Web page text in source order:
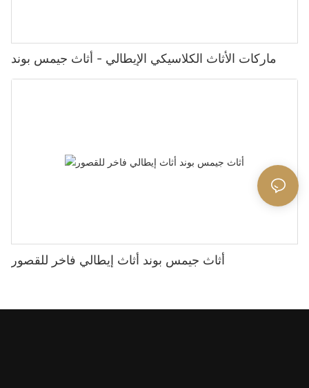
ماركات الأثاث الكلاسيكي الإيطالي - أثاث جيمس بوند
أثاث جيمس بوند أثاث إيطالي فاخر للقصور